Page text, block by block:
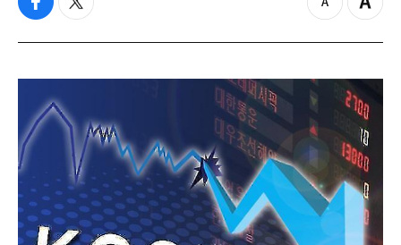
f
c
b
o
k
t
i
t
z
o
o
Z
o
i
n